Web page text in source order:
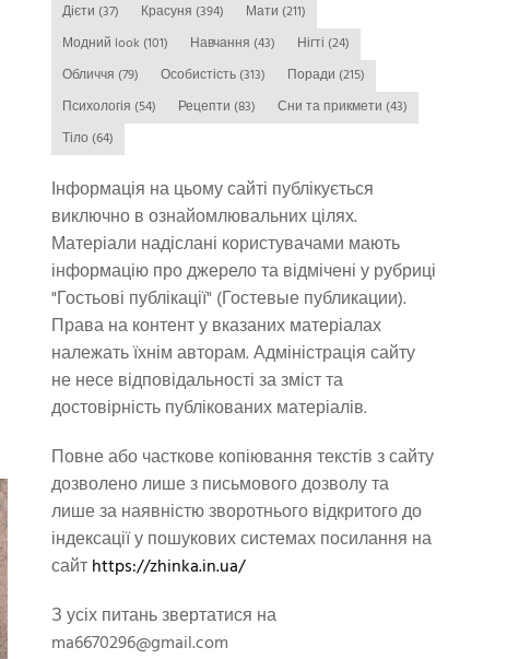
Дієти (37) Красуня (394) Мати (211)
Модний look (101) Навчання (43) Нігті (24)
Обличчя (79) Особистість(313) Поради (215)
Психологія (54) Рецепти (83) Сни та прикмети (43)
Тіло (64)
Інформація на цьому сайті публікується
виключно в ознайомлювальних цілях.
Матеріали надіслані користувачами мають
інформацію про джерело та відмічені у рубриці
"Гостьові публікації" (Гостевые публикации).
Права на контент у вказаних матеріалах
належать їхнім авторам. Адміністрація сайту
не несе відповідальності за зміст та
достовірність публікованих матеріалів.
Повне або часткове копіювання текстів з сайту
дозволено лише з письмового дозволу та
лише за наявністю зворотнього відкритого до
індексації у пошукових системах посилання на
сайтhttps://zhinka.in.ua/
З усіх питань звертатися на
ma6670296@gmail.com